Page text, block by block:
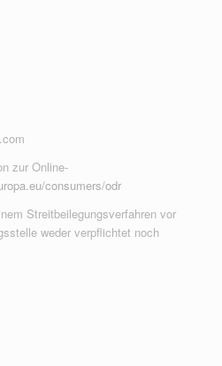
zur Online-
consumers/odr
Streitbeilegungsverfahren vor
weder verpflichtet noch